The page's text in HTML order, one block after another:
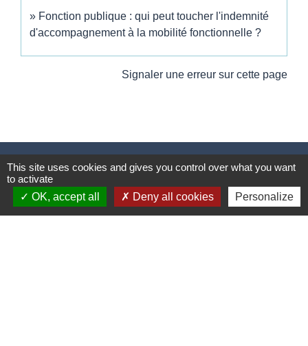
Fonction publique : qui peut toucher l'indemnité
d'accompagnement à la mobilité fonctionnelle ?
Signaler une erreur sur cette page
Contacts
37 Grand'Rue
68320 Wickerschwihr - FRANCE
This site uses cookies and gives you control over what you want
to activate
OK, accept all
Deny all cookies Personalize